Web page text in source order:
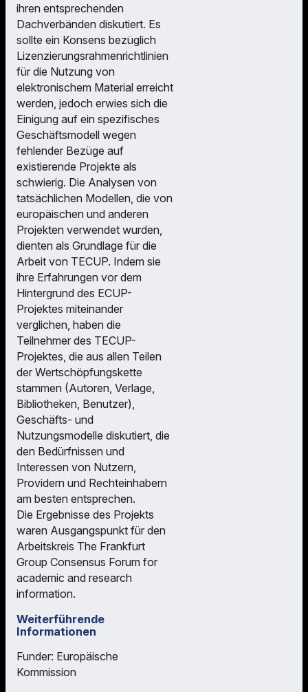
ihren entsprechenden
Dachverbänden diskutiert. Es
sollte ein Konsens bezüglich
Lizenzierungsrahmenrichtlinien
für die Nutzung von
elektronischem Material erreicht
werden, jedoch erwies sich die
Einigung auf ein spezifisches
Geschäftsmodell wegen
fehlender Bezüge auf
existierende Projekte als
schwierig. Die Analysen von
tatsächlichen Modellen, die von
europäischen und anderen
Projekten verwendet wurden,
dienten als Grundlage für die
Arbeit von TECUP. Indem sie
ihre Erfahrungen vor dem
Hintergrund des ECUP-
Projektes miteinander
verglichen, haben die
Teilnehmer des TECUP-
Projektes, die aus allen Teilen
der Wertschöpfungskette
stammen (Autoren, Verlage,
Bibliotheken, Benutzer),
Geschäfts- und
Nutzungsmodelle diskutiert, die
den Bedürfnissen und
Interessen von Nutzern,
Providern und Rechteinhabern
am besten entsprechen.
Die Ergebnisse des Projekts
waren Ausgangspunkt für den
Arbeitskreis The Frankfurt
Group Consensus Forum for
academic and research
information.
Weiterführende
Informationen
Funder: Europäische
Kommission